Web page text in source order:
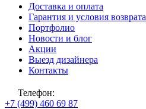
Доставка и оплата
Гарантия и условия возврата
Портфолио
Новости и блог
Акции
Выезд дизайнера
Контакты
Телефон:
+7 (499) 460 69 87